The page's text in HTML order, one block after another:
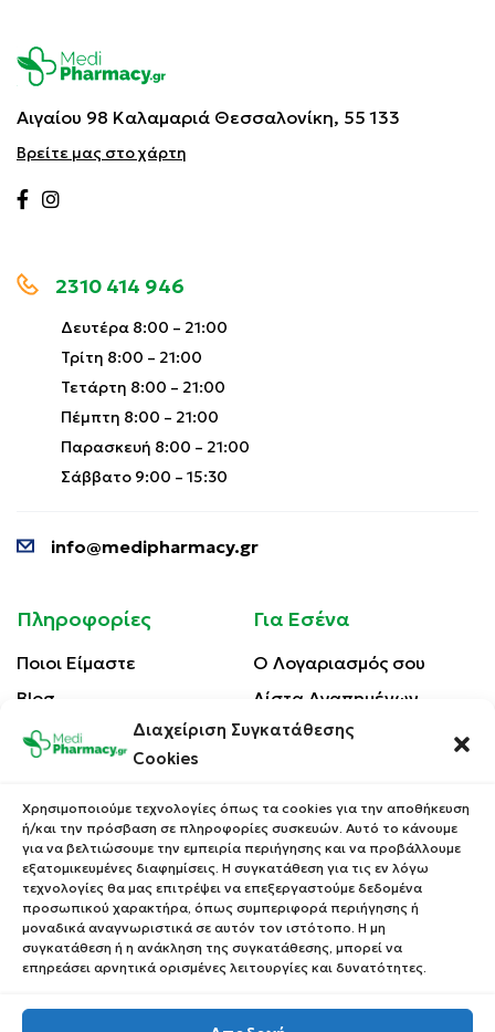
Διαχείριση Συγκατάθεσης
Cookies
Χρησιμοποιούμε τεχνολογίες όπως τα cookies για την αποθήκευση
ή/και την πρόσβαση σε πληροφορίες συσκευών. Αυτό το κάνουμε
για να βελτιώσουμε την εμπειρία περιήγησης και να προβάλλουμε
εξατομικευμένες διαφημίσεις. Η συγκατάθεση για τις εν λόγω
τεχνολογίες θα μας επιτρέψει να επεξεργαστούμε δεδομένα
προσωπικού χαρακτήρα, όπως συμπεριφορά περιήγησης ή
μοναδικά αναγνωριστικά σε αυτόν τον ιστότοπο. Η μη
συγκατάθεση ή η ανάκληση της συγκατάθεσης, μπορεί να
επηρεάσει αρνητικά ορισμένες λειτουργίες και δυνατότητες.
Αιγαίου 98 Καλαμαριά Θεσσαλονίκη, 55 133
Βρείτε μας στο χάρτη
2310 414 946
Δευτέρα 8:00 – 21:00
Τρίτη 8:00 – 21:00
Τετάρτη 8:00 – 21:00
Πέμπτη 8:00 – 21:00
Παρασκευή 8:00 – 21:00
Σάββατο 9:00 – 15:30
info@medipharmacy.gr
Πληροφορίες
Ποιοι Είμαστε
Blog
Επικοινωνία
Πολιτική Απορρήτου
Τρόποι Αποστολής
Τρόποι Πληρωμής
Επιστροφές Προϊόντων
Για Εσένα
Ο Λογαριασμός σου
Λίστα Αγαπημένων
Οι Παραγγελίες σου
Κέρδισε Κουπόνι
Έκπτωσης